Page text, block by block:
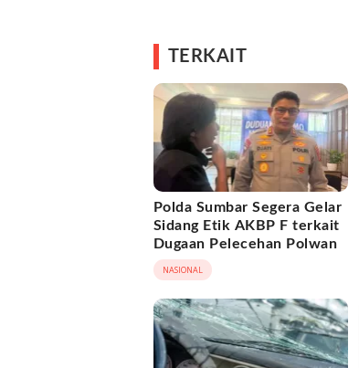
TERKAIT
Polda Sumbar Segera Gelar
Sidang Etik AKBP F terkait
Dugaan Pelecehan Polwan
NASIONAL